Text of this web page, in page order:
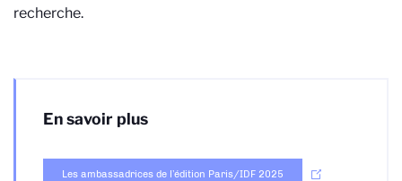
recherche.
En savoir plus
Les ambassadrices de l’édition Paris/IDF 2025